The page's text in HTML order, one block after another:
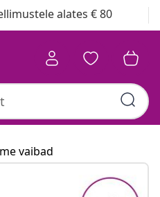
alates € 80
vaibad